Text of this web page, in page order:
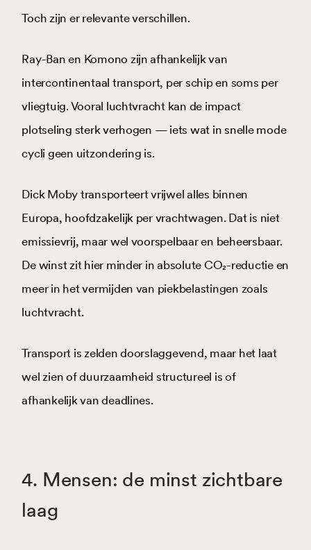
Toch zijn er relevante verschillen.
Ray-Ban en Komono zijn afhankelijk van
intercontinentaal transport, per schip en soms per
vliegtuig. Vooral luchtvracht kan de impact
plotseling sterk verhogen — iets wat in snelle mode
cycli geen uitzondering is.
Dick Moby transporteert vrijwel alles binnen
Europa, hoofdzakelijk per vrachtwagen. Dat is niet
emissievrij, maar wel voorspelbaar en beheersbaar.
De winst zit hier minder in absolute CO₂-reductie en
meer in het vermijden van piekbelastingen zoals
luchtvracht.
Transport is zelden doorslaggevend, maar het laat
wel zien of duurzaamheid structureel is of
afhankelijk van deadlines.
4. Mensen: de minst zichtbare
laag